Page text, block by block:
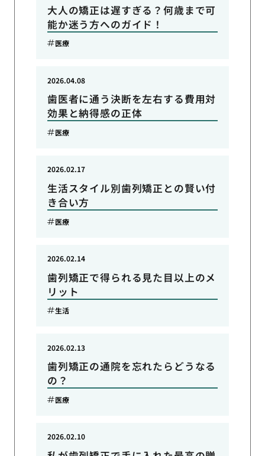
大人の矯正は遅すぎる？何歳まで可
能か迷う方へのガイド！
医療
歯医者に通う決断を左右する費用対
効果と納得感の正体
2026.04.08
医療
生活スタイル別歯列矯正との賢い付
き合い方
2026.02.17
医療
歯列矯正で得られる見た目以上のメ
リット
2026.02.14
生活
歯列矯正の通院を忘れたらどうなる
の？
2026.02.13
医療
2026.02.10